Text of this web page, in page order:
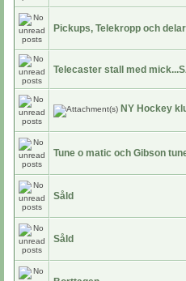
Pickups, Telekropp och
Telecaster stall med
NY Hockey
Tune o matic och Gibson
Såld
Såld